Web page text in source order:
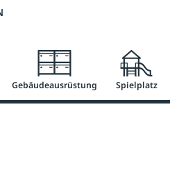
ab 50 €
Gebäudeausrüstung Spielplatz